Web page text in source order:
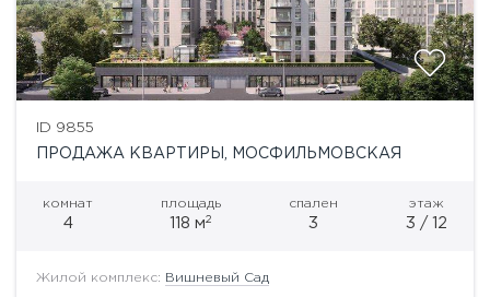
ID 9855
ПРОДАЖА КВАРТИРЫ, МОСФИЛЬМОВСКАЯ
комнат
4
площадь
118 м2
спален
3
этаж
3 / 12
Жилой комплекс: Вишневый Сад